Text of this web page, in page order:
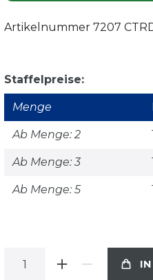
Artikelnummer 7207
Staffelpreise:
Menge
Ab Menge: 2
Ab Menge: 3
Ab Menge: 5